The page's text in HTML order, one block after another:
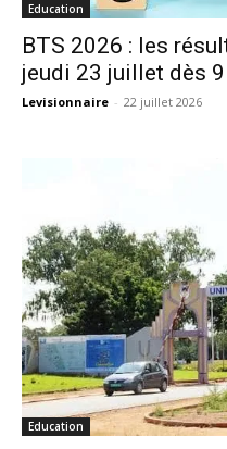
Education
BTS 2026 : les
jeudi 23 juillet dès
Levisionnaire - 22 juillet 2026
Education